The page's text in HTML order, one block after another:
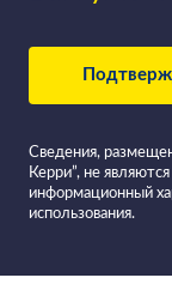
Сведения,
Керри”, не
информационный
использования.